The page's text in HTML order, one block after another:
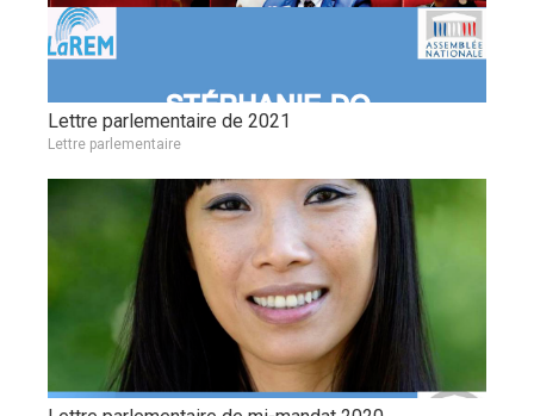
Lettre parlementaire de 2021
Lettre parlementaire